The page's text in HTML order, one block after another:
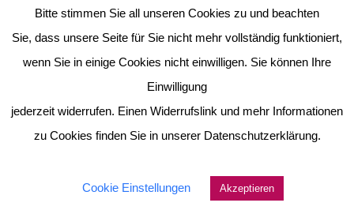
Bitte stimmen Sie all unseren Cookies zu und beachten
Sie, dass unsere Seite für Sie nicht mehr vollständig funktioniert,
wenn Sie in einige Cookies nicht einwilligen. Sie können Ihre
Einwilligung
jederzeit widerrufen. Einen Widerrufslink und mehr Informationen
zu Cookies finden Sie in unserer Datenschutzerklärung.
Cookie Einstellungen Akzeptieren